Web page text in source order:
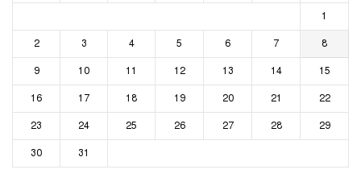
1
2 3 4 5 6 7 8
9 10 11 12 13 14 15
16 17 18 19 20 21 22
23 24 25 26 27 28 29
30 31